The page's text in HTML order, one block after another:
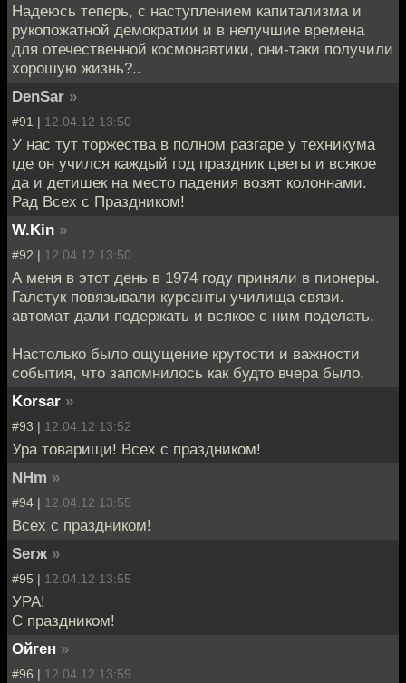
Надеюсь теперь, с наступлением капитализма и
рукопожатной демократии и в нелучшие времена
для отечественной космонавтики, они-таки получили
хорошую жизнь?..
DenSar »
#91 | 12.04.12 13:50
У нас тут торжества в полном разгаре у техникума
где он учился каждый год праздник цветы и всякое
да и детишек на место падения возят колоннами.
Рад Всех с Праздником!
W.Kin »
#92 | 12.04.12 13:50
А меня в этот день в 1974 году приняли в пионеры.
Галстук повязывали курсанты училища связи.
автомат дали подержать и всякое с ним поделать.
Настолько было ощущение крутости и важности
события, что запомнилось как будто вчера было.
Korsar »
#93 | 12.04.12 13:52
Ура товарищи! Всех с праздником!
NHm »
#94 | 12.04.12 13:55
Всех с праздником!
Serж »
#95 | 12.04.12 13:55
УРА!
С праздником!
Ойген »
#96 | 12.04.12 13:59